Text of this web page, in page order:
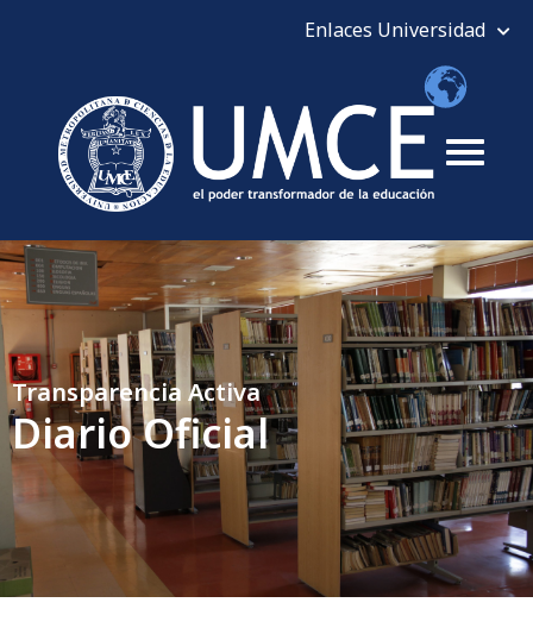
Transparencia Activa
Diario Oficial